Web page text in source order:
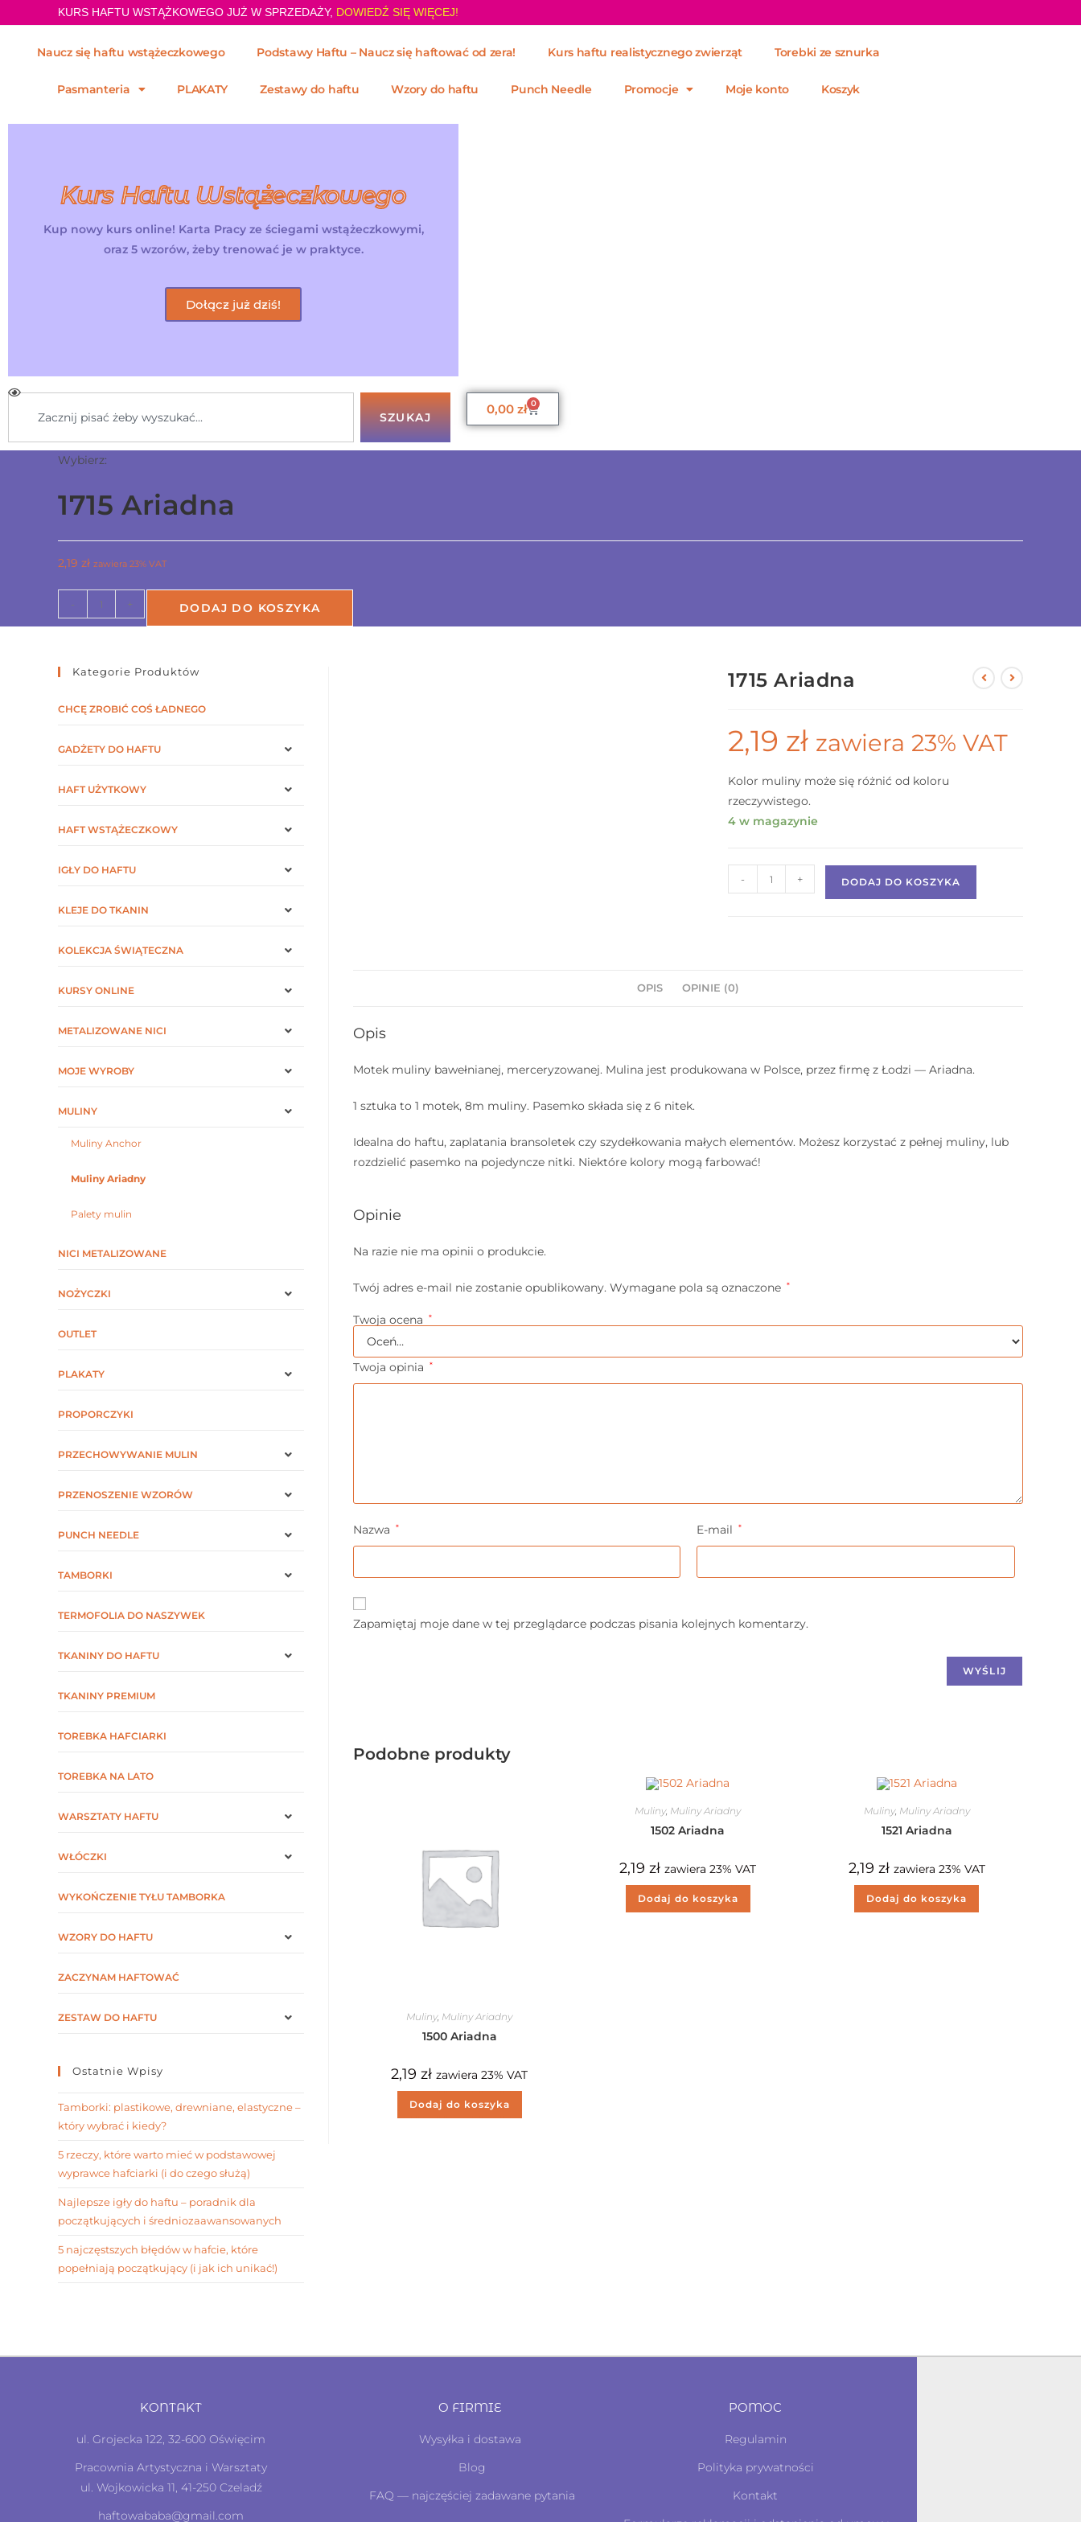
KURS HAFTU WSTĄŻKOWEGO JUŻ W SPRZEDAŻY, DOWIEDŹ SIĘ WIĘCEJ!
Naucz się haftu wstążeczkowego Podstawy Haftu – Naucz się haftować od zera! Kurs haftu realistycznego zwierząt Torebki ze sznurka
Pasmanteria PLAKATY Zestawy do haftu Wzory do haftu Punch Needle Promocje Moje konto Koszyk
Kurs Haftu Wstążeczkowego
Kup nowy kurs online! Karta Pracy ze ściegami wstążeczkowymi,
oraz 5 wzorów, żeby trenować je w praktyce.
Dołącz już dziś!
SZUKAJ
0,00 zł 0
Wybierz:
1715 Ariadna
2,19 zł zawiera 23% VAT
- + DODAJ DO KOSZYKA
1715 Ariadna
2,19 zł zawiera 23% VAT
Kolor muliny może się różnić od koloru
rzeczywistego.
4 w magazynie
- + DODAJ DO KOSZYKA
OPIS OPINIE (0)
Opis
Motek muliny bawełnianej, merceryzowanej. Mulina jest produkowana w Polsce, przez firmę z Łodzi — Ariadna.
1 sztuka to 1 motek, 8m muliny. Pasemko składa się z 6 nitek.
Idealna do haftu, zaplatania bransoletek czy szydełkowania małych elementów. Możesz korzystać z pełnej muliny, lub
rozdzielić pasemko na pojedyncze nitki. Niektóre kolory mogą farbować!
Opinie
Na razie nie ma opinii o produkcie.
Twój adres e-mail nie zostanie opublikowany. Wymagane pola są oznaczone *
Twoja ocena *
Twoja opinia *
Nazwa * E-mail *
Zapamiętaj moje dane w tej przeglądarce podczas pisania kolejnych komentarzy.
Podobne produkty
Muliny, Muliny Ariadny
1500 Ariadna
2,19zł zawiera 23% VAT
Dodaj do koszyka
Muliny, Muliny Ariadny
1502 Ariadna
2,19zł zawiera 23% VAT
Dodaj do koszyka
Muliny, Muliny Ariadny
1521 Ariadna
2,19 zł zawiera 23% VAT
Dodaj do koszyka
Kategorie Produktów
CHCĘ ZROBIĆ COŚ ŁADNEGO
GADŻETY DO HAFTU
HAFT UŻYTKOWY
HAFT WSTĄŻECZKOWY
IGŁY DO HAFTU
KLEJE DO TKANIN
KOLEKCJA ŚWIĄTECZNA
KURSY ONLINE
METALIZOWANE NICI
MOJE WYROBY
MULINY
Muliny Anchor
Muliny Ariadny
Palety mulin
NICI METALIZOWANE
NOŻYCZKI
OUTLET
PLAKATY
PROPORCZYKI
PRZECHOWYWANIE MULIN
PRZENOSZENIE WZORÓW
PUNCH NEEDLE
TAMBORKI
TERMOFOLIA DO NASZYWEK
TKANINY DO HAFTU
TKANINY PREMIUM
TOREBKA HAFCIARKI
TOREBKA NA LATO
WARSZTATY HAFTU
WŁÓCZKI
WYKOŃCZENIE TYŁU TAMBORKA
WZORY DO HAFTU
ZACZYNAM HAFTOWAĆ
ZESTAW DO HAFTU
Ostatnie Wpisy
Tamborki: plastikowe, drewniane, elastyczne –
który wybrać i kiedy?
5 rzeczy, które warto mieć w podstawowej
wyprawce hafciarki (i do czego służą)
Najlepsze igły do haftu – poradnik dla
początkujących i średniozaawansowanych
5 najczęstszych błędów w hafcie, które
popełniają początkujący (i jak ich unikać!)
KONTAKT
ul. Grojecka 122, 32-600 Oświęcim
Pracownia Artystyczna i Warsztaty
ul. Wojkowicka 11, 41-250 Czeladź
haftowababa@gmail.com
O FIRMIE
Wysyłka i dostawa
Blog
FAQ — najczęściej zadawane pytania
POMOC
Regulamin
Polityka prywatności
Kontakt